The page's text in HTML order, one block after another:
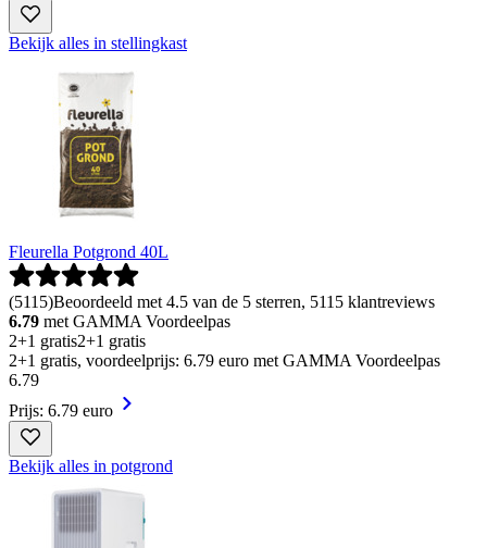
Bekijk alles in stellingkast
Fleurella Potgrond 40L
(5115)Beoordeeld met 4.5 van de 5 sterren, 5115 klantreviews
6.79 met GAMMA Voordeelpas
2+1 gratis2+1 gratis
2+1 gratis, voordeelprijs: 6.79 euro met GAMMA Voordeelpas
6.79
Prijs: 6.79 euro
Bekijk alles in potgrond